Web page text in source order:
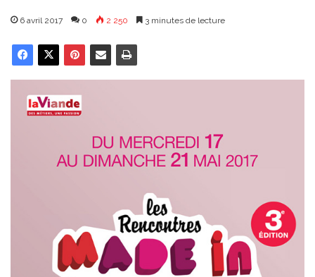
6 avril 2017 0 2 250 3 minutes de lecture